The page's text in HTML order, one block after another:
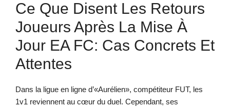
Ce Que Disent Les Retours
Joueurs Après La Mise À
Jour EA FC: Cas Concrets Et
Attentes
Dans la ligue en ligne d’«Aurélien», compétiteur FUT, les
1v1 reviennent au cœur du duel. Cependant, ses